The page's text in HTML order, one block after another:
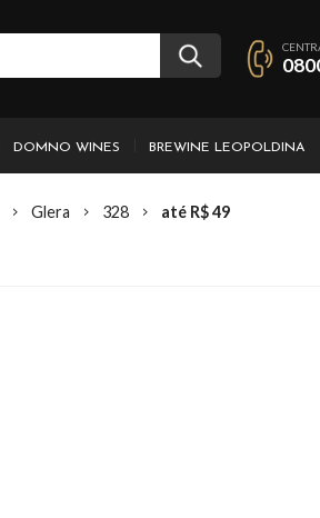
DOMNO WINES BREWINE LEOPOLDINA
Glera 328 até R$ 49